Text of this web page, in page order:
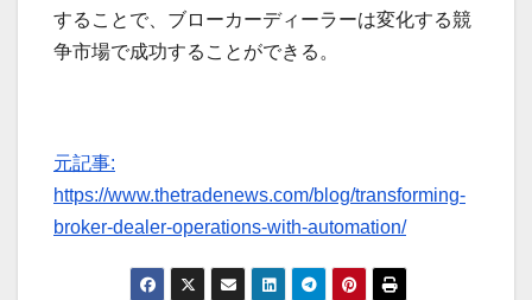
することで、ブローカーディーラーは変化する競
争市場で成功することができる。
元記事:
https://www.thetradenews.com/blog/transforming-
broker-dealer-operations-with-automation/